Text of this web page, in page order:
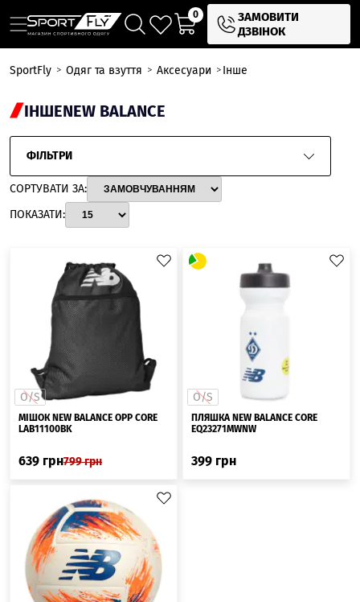
0
ЗАМОВИТИ
ДЗВІНОК
SportFly Одяг та взуття Аксесуари Інше
ІНШЕNEW BALANCE
ФІЛЬТРИ
СОРТУВАТИ ЗА:
ПОКАЗАТИ:
O/S
МІШОК NEW BALANCE OPP CORE
LAB11100BK
639 грн799грн
O/S
ПЛЯШКА NEW BALANCE CORE
EQ23271MWNW
399 грн